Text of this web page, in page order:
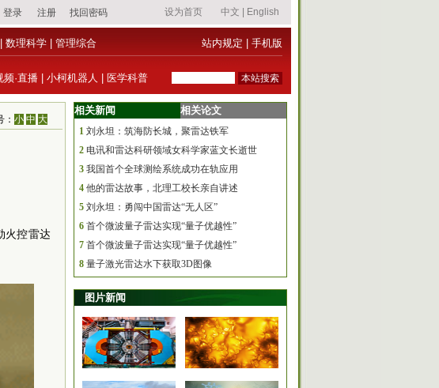
数理科学 管理综合 站内规定 手机版
频·直播 小柯机器人 医学科普
：小 中 大
火控雷达
相关新闻 相关论文
1 刘永坦：筑海防长城，聚雷达铁军
2 电讯和雷达科研领域女科学家蓝文长逝世
3 我国首个全球测绘系统成功在轨应用
4 他的雷达故事，北理工校长亲自讲述
5 刘永坦：勇闯中国雷达“无人区”
6 首个微波量子雷达实现“量子优越性”
7 首个微波量子雷达实现“量子优越性”
8 量子激光雷达水下获取3D图像
图片新闻